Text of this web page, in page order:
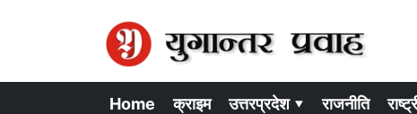
Home क्राइम उत्तरप्रदेश ▾ राजनीति